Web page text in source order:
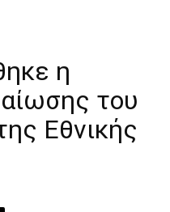
η
του
Εθνικής